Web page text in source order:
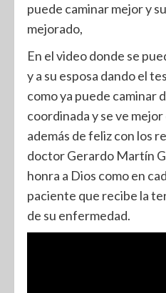
puede caminar mejor y
mejorado,
En el video donde se
y a su esposa dando el
como ya puede caminar
coordinada y se ve
además de feliz con los
doctor Gerardo Martín
honra a Dios como en
paciente que recibe la
de su enfermedad.